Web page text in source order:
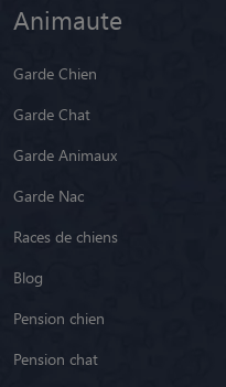
Animaute
Garde Chien
Garde Chat
Garde Animaux
Garde Nac
Races de chiens
Blog
Pension chien
Pension chat